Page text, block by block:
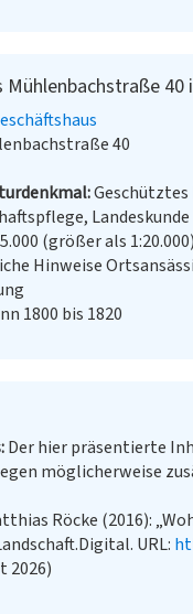
40
40
Geschütztes
Landeskunde
(größer als 1:20.000)
Hinweise
1800 bis 1820
Der hier präsentierte
möglicherweise
Röcke (2016):
URL:
2026)